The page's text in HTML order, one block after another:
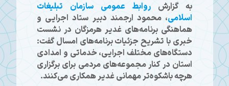
به گزارش روابط عمومی سازمان تبلیغات
اسلامی، محمود ارجمند دبیر ستاد اجرایی و
هماهنگی برنامه‌های غدیر هرمزگان در نشست
خبری با تشریح جزئیات برنامه‌های امسال گفت:
دستگاه‌های مختلف اجرایی، خدماتی و امدادی
استان در کنار مجموعه‌های مردمی برای برگزاری
هرچه باشکوه‌تر مهمانی غدیر همکاری می‌کنند.